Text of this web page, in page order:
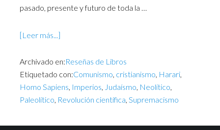
pasado, presente y futuro de toda la …
[Leer más...]
Archivado en:Reseñas de Libros
Etiquetado con:Comunismo, cristianismo, Harari,
Homo Sapiens, Imperios, Judaísmo, Neolítico,
Paleolítico, Revolución científica, Supremacismo